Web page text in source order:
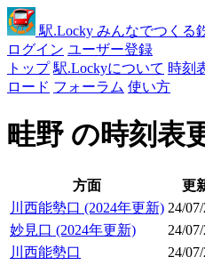
駅.Locky みんなでつくる
ログイン ユーザー登録
トップ 駅.Lockyについて 時刻
ロード フォーラム 使い方
畦野 の時刻表
方面 更
川西能勢口 (2024年更新) 24/
妙見口 (2024年更新)
24/
川西能勢口
24/